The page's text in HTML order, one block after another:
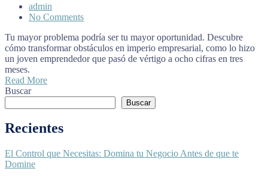
admin
No Comments
Tu mayor problema podría ser tu mayor oportunidad. Descubre
cómo transformar obstáculos en imperio empresarial, como lo hizo
un joven emprendedor que pasó de vértigo a ocho cifras en tres
meses.
Read More
Buscar
Buscar
Recientes
El Control que Necesitas: Domina tu Negocio Antes de que te
Domine